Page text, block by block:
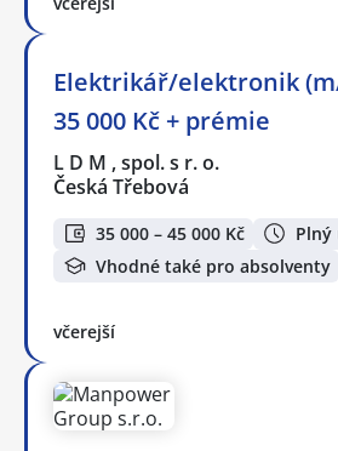
Elektrikář/elektronik
35 000 Kč + prémie
L D M , spol. s r. o.
Česká Třebová
35 000 – 45 000 Kč
Plný
Vhodné také pro absolventy
včerejší